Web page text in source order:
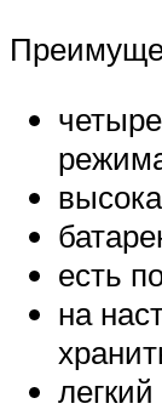
есть
на